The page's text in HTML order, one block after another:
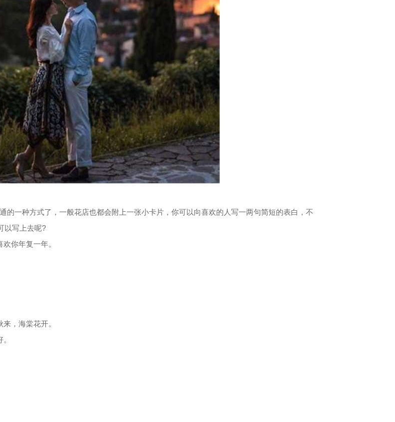
的一种方式了，一般花店也都会附上一张小卡片，你可以向喜欢的人写一两句简短的表白，不
以写上去呢?
你年复一年。
，海棠花开。